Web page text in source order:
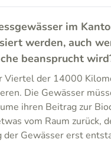
im
werden, auch
beansprucht
Viertel der 14000
Die Gewässer
ihren Beitrag zur
vom Raum zurück,
Gewässer erst